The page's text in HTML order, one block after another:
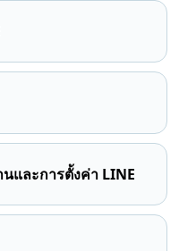
และการตั้งค่า LINE